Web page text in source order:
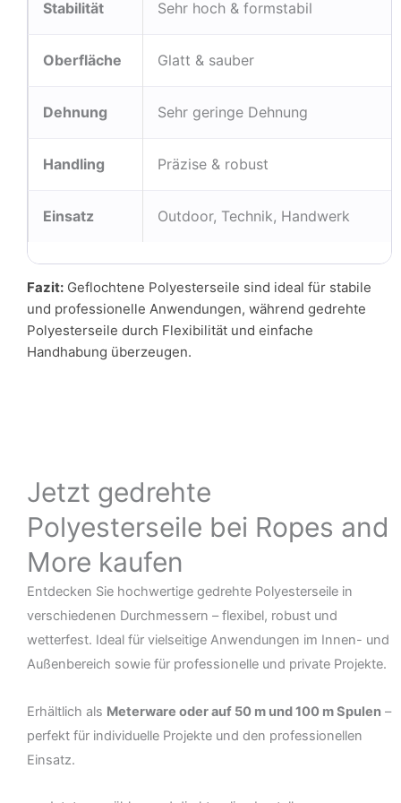
Stabilität Sehr hoch & formstabil
Oberfläche Glatt & sauber
Dehnung Sehr geringe Dehnung
Handling Präzise & robust
Einsatz Outdoor, Technik, Handwerk
Fazit: Geflochtene Polyesterseile sind ideal für stabile
und professionelle Anwendungen, während gedrehte
Polyesterseile durch Flexibilität und einfache
Handhabung überzeugen.
Jetzt gedrehte
Polyesterseile bei Ropes and
More kaufen
Entdecken Sie hochwertige gedrehte Polyesterseile in
verschiedenen Durchmessern – flexibel, robust und
wetterfest. Ideal für vielseitige Anwendungen im Innen- und
Außenbereich sowie für professionelle und private Projekte.
Erhältlich als Meterware oder auf 50 m und 100 m Spulen –
perfekt für individuelle Projekte und den professionellen
Einsatz.